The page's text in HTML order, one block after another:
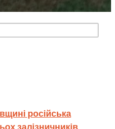
російська
залізничників